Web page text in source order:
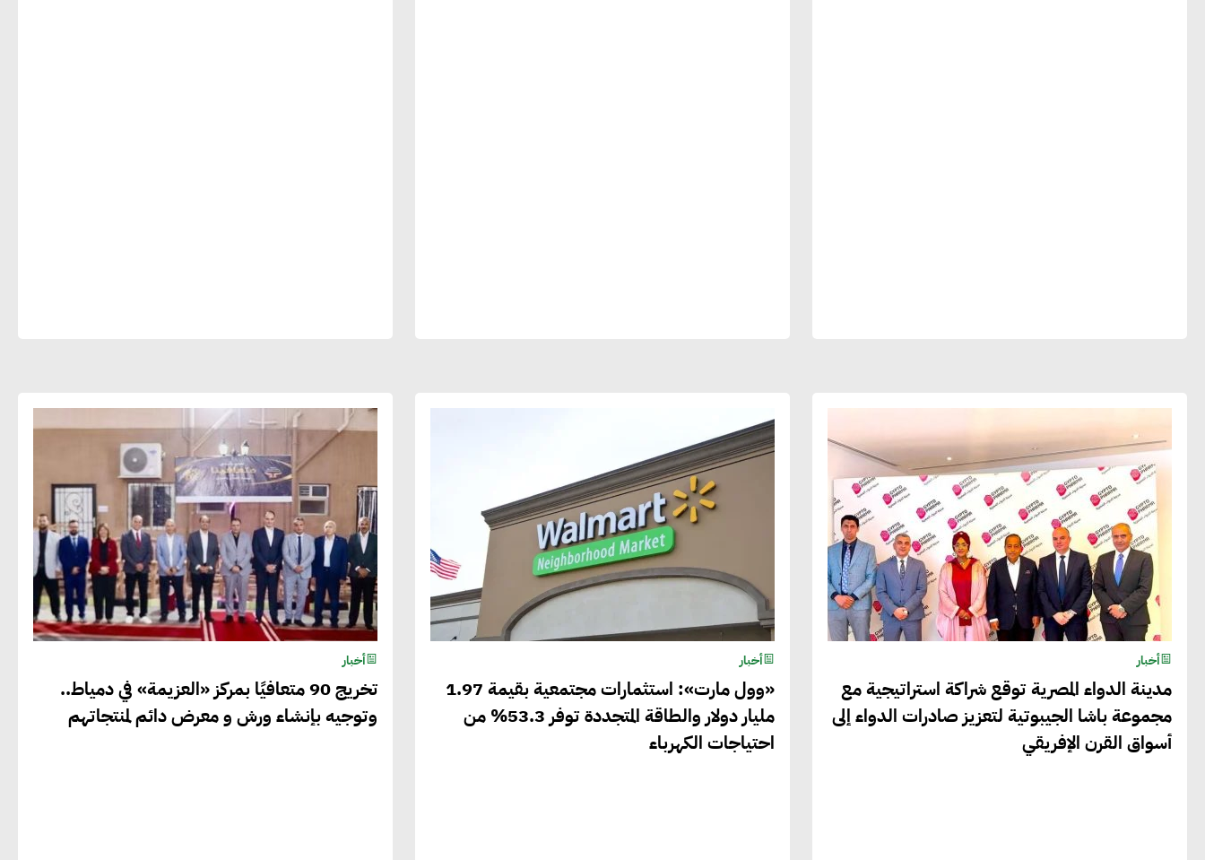
أخبار
مدينة الدواء المصرية توقع شراكة استراتيجية مع
مجموعة باشا الجيبوتية لتعزيز صادرات الدواء إلى
أسواق القرن الإفريقي
أخبار
«وول مارت»: استثمارات مجتمعية بقيمة 1.97
مليار دولار والطاقة المتجددة توفر 53.3% من
احتياجات الكهرباء
أخبار
تخريج 90 متعافيًا بمركز «العزيمة» في دمياط..
وتوجيه بإنشاء ورش و معرض دائم لمنتجاتهم